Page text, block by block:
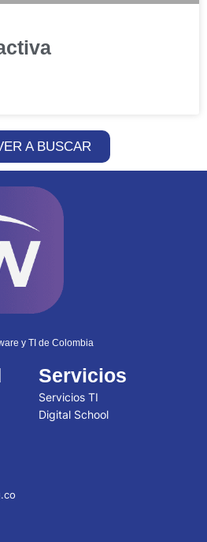
A BUSCAR
y TI de Colombia
Servicios
Servicios TI
Digital School